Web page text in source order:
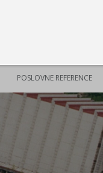
POSLOVNE REFERENCE